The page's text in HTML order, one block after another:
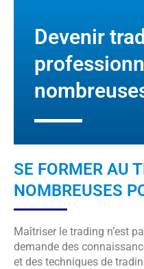
Devenir
SE FORMER AU
NOMBREUSES
Maîtriser le trading n’est
demande des
et des techniques de